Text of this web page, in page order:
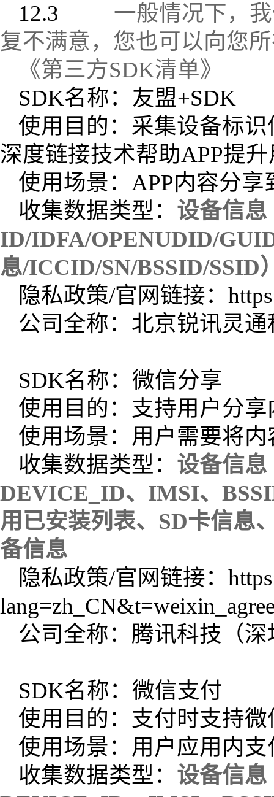
12.3 一般情况下，
复不满意，您也可以向您
《第三方SDK清单》
SDK名称：友盟+SDK
使用目的：采集设备标
深度链接技术帮助APP提
使用场景：APP内容分
收集数据类型： 设备信
ID/IDFA/OPENUDID/
息/ICCID/SN/BSSID/SSID
隐私政策/官网链接：
公司全称：北京锐讯灵
SDK名称：微信分享
使用目的：支持用户分
使用场景：用户需要将
收集数据类型： 设备信
DEVICE_ID、IMSI、
用已安装列表、SD卡信息
备信息
隐私政策/官网链接：
公司全称：腾讯科技（
SDK名称：微信支付
使用目的：支付时支持微
使用场景：用户应用内
收集数据类型： 设备信